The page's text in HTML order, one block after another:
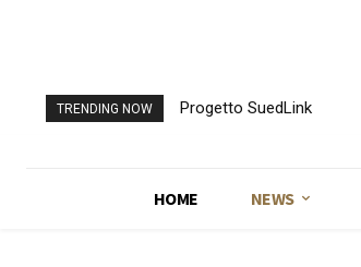
TRENDING NOW
Progetto SuedLink
con TBM del
Galleria di Base del
“congiungono”
HOME NEWS